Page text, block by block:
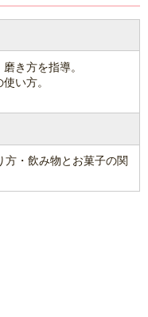
き方を指導。
い方。
方・飲み物とお菓子の関